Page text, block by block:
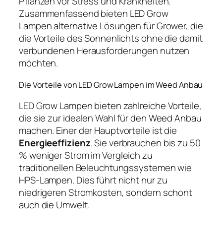
Zusammenfassend bieten LED Grow
Lampen alternative Lösungen für Grower, die
die Vorteile des Sonnenlichts ohne die damit
verbundenen Herausforderungen nutzen
möchten.
Die Vorteile von LED Grow Lampen im Weed Anbau
LED Grow Lampen bieten zahlreiche Vorteile,
die sie zur idealen Wahl für den Weed Anbau
machen. Einer der Hauptvorteile ist die
Energieeffizienz. Sie verbrauchen bis zu 50
% weniger Strom im Vergleich zu
traditionellen Beleuchtungssystemen wie
HPS-Lampen. Dies führt nicht nur zu
niedrigeren Stromkosten, sondern schont
auch die Umwelt.